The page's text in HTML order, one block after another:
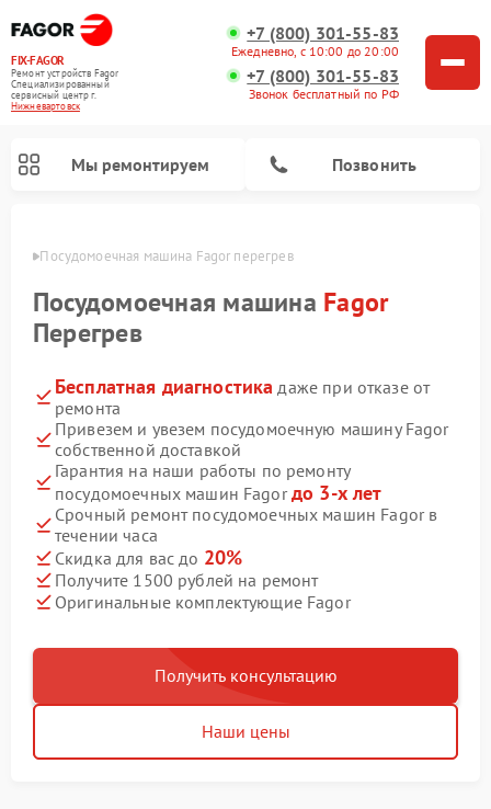
FIX-FAGOR
Ремонт устройств Fagor
Специализированный
cервисный центр г.
Нижневартовск
+7 (800) 301-55-83
Ежедневно, с 10:00 до 20:00
+7 (800) 301-55-83
Звонок бесплатный по РФ
Мы ремонтируем Позвонить
Посудомоечная машина Fagor перегрев
Посудомоечная машина Fagor
Перегрев
Бесплатная диагностика даже при отказе от
ремонта
Привезем и увезем посудомоечную машину Fagor
собственной доставкой
Гарантия на наши работы по ремонту
посудомоечных машин Fagorдо 3-х лет
Срочный ремонт посудомоечных машин Fagor в
течении часа
Скидка для вас до 20%
Получите 1500 рублей на ремонт
Оригинальные комплектующие Fagor
Получить консультацию
Наши цены